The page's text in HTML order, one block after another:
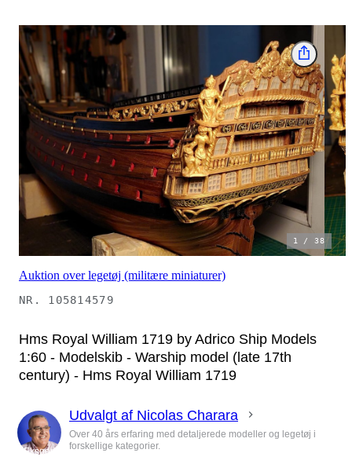
1 /38
Auktion over legetøj (militære miniaturer)
NR. 105814579
Hms Royal William 1719 by Adrico Ship Models
1:60 - Modelskib - Warship model (late 17th
century) - Hms Royal William 1719
Ekspert
Udvalgt af Nicolas Charara
Over 40 års erfaring med detaljerede modeller og legetøj i
forskellige kategorier.